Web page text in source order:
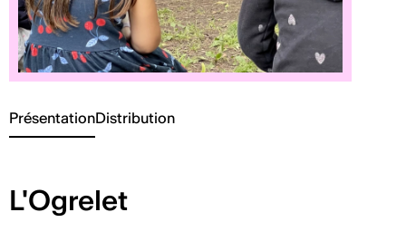
PrésentationDistribution
L'Ogrelet